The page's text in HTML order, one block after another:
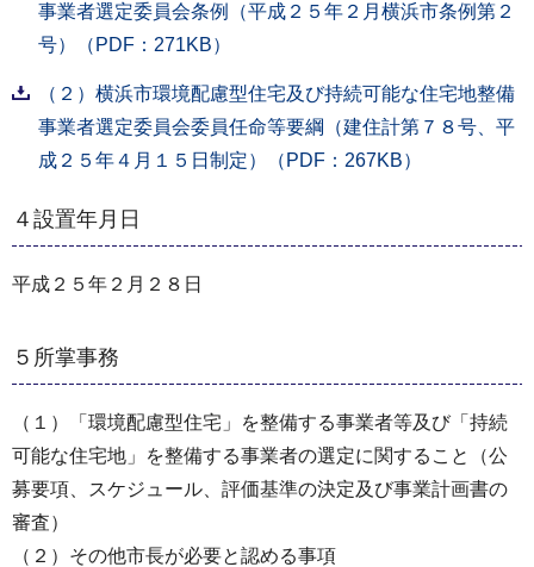
事業者選定委員会条例（平成２５年２月横浜市条例第２
号）（PDF：271KB）
（２）横浜市環境配慮型住宅及び持続可能な住宅地整備
事業者選定委員会委員任命等要綱（建住計第７８号、平
成２５年４月１５日制定）（PDF：267KB）
４設置年月日
平成２５年２月２８日
５所掌事務
（１）「環境配慮型住宅」を整備する事業者等及び「持続
可能な住宅地」を整備する事業者の選定に関すること（公
募要項、スケジュール、評価基準の決定及び事業計画書の
審査）
（２）その他市長が必要と認める事項